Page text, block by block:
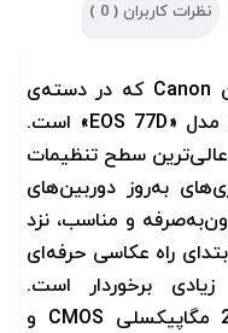
نظرات کاربران ( 0
)
Canon که در دسته‌ی
مدل «EOS 77D» است.
عالی‌ترین سطح تنظیمات
به‌روز دوربین‌های
و مناسب، نزد
راه عکاسی حرفه‌ای
برخوردار است.
CMOS و